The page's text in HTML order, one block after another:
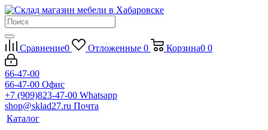
Сравнение0 Отложенные 0 Корзина0 0
66-47-00
66-47-00 Офис
+7 (909)823-47-00 Whatsapp
shop@sklad27.ru Почта
Каталог